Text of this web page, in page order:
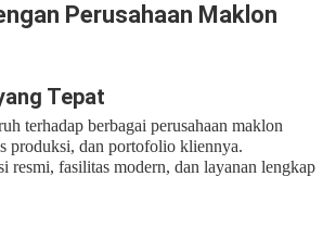
Perusahaan Maklon
Tepat
terhadap berbagai perusahaan maklon
produksi, dan portofolio kliennya.
fasilitas modern, dan layanan lengkap